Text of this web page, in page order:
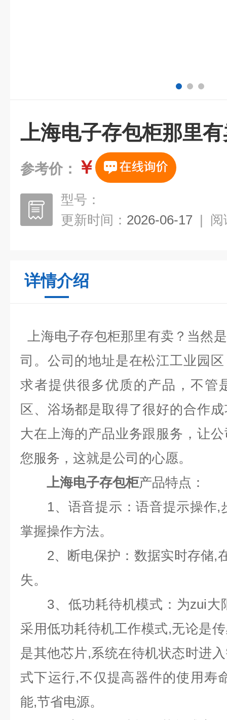
上海电子存包柜那里
参考价： ￥
型号：
更新时间： 2026-06-17 | 阅
详情介绍
上海电子存包柜那里有卖 ？当然
司。公司的地址是在松江工业园
求者提供很多优质的产品，不管
区、浴场都是取得了很好的合作
大在上海的产品业务跟服务，让
您服务，这就是公司的心愿。
上海电子存包柜产品特点：
1、语音提示：语音提示操作,
掌握操作方法。
2、断电保护：数据实时存储,
失。
3、低功耗待机模式：为zui大
采用低功耗待机工作模式,无论是
是其他芯片,系统在待机状态时进
式下运行,不仅提高器件的使用寿
能,节省电源。